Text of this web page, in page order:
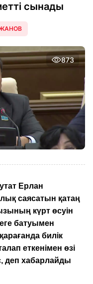
сынады
873
Ерлан
саясатын қатаң
күрт өсуін
батуымен
билік
еткенімен өзі
деп хабарлайды